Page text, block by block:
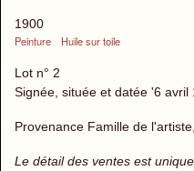
1900
Peinture
Huile sur toile
Lot n° 2
Signée, située et datée '6
Provenance Famille de
Le détail des ventes est